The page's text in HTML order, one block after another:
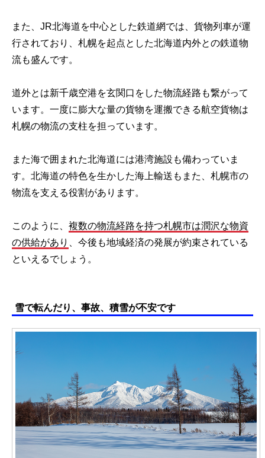
また、JR北海道を中心とした鉄道網では、貨物列車が運
行されており、札幌を起点とした北海道内外との鉄道物
流も盛んです。
道外とは新千歳空港を玄関口をした物流経路も繋がって
います。一度に膨大な量の貨物を運搬できる航空貨物は
札幌の物流の支柱を担っています。
また海で囲まれた北海道には港湾施設も備わっていま
す。北海道の特色を生かした海上輸送もまた、札幌市の
物流を支える役割があります。
このように、 複数の物流経路を持つ札幌市は潤沢な物資
の供給があり
、今後も地域経済の発展が約束されている
といえるでしょう。
雪で転んだり、事故、積雪が不安です